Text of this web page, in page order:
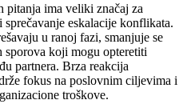
pitanja ima veliki značaj za
eskalacije konflikata.
u ranoj fazi, smanjuje se
sporova koji mogu opteretiti
partnera. Brza reakcija
fokus na poslovnim ciljevima i
troškove.